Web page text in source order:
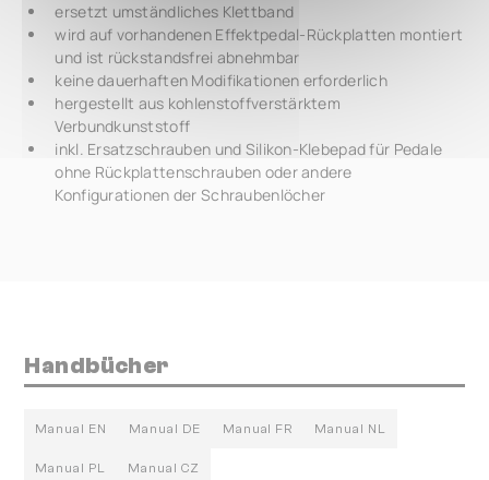
ersetzt umständliches Klettband
wird auf vorhandenen Effektpedal-Rückplatten montiert
und ist rückstandsfrei abnehmbar
keine dauerhaften Modifikationen erforderlich
hergestellt aus kohlenstoffverstärktem
Verbundkunststoff
inkl. Ersatzschrauben und Silikon-Klebepad für Pedale
ohne Rückplattenschrauben oder andere
Konfigurationen der Schraubenlöcher
Handbücher
Manual EN Manual DE Manual FR Manual NL
Manual PL Manual CZ